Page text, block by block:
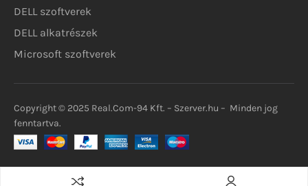
DELL szoftverek
DELL alkatrészek
Microsoft szoftverek
Copyright © 2025 Real.Com-94 Kft. – Szerver.hu – Minden jog
fenntartva.